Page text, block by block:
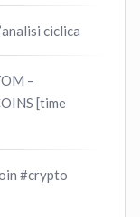
ciclica
–
[time
#crypto